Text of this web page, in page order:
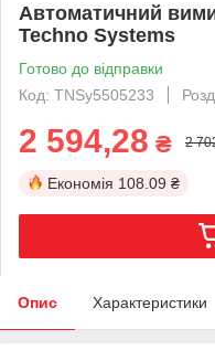
Автоматичний
Techno Systems
Готово до відправки
Код: TNSy5505233
2 594,28 ₴ 2
Економія 108.09 ₴
Опис Характеристики